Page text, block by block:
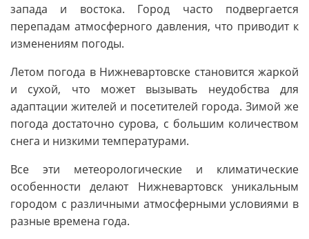
запада и востока. Город часто подвергается
перепадам атмосферного давления, что приводит к
изменениям погоды.
Летом погода в Нижневартовске становится жаркой
и сухой, что может вызывать неудобства для
адаптации жителей и посетителей города. Зимой же
погода достаточно сурова, с большим количеством
снега и низкими температурами.
Все эти метеорологические и климатические
особенности делают Нижневартовск уникальным
городом с различными атмосферными условиями в
разные времена года.